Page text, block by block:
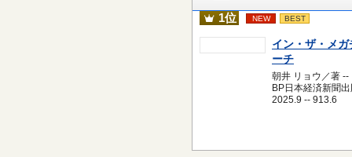
1位 NEW BEST
イン・ザ・メガ
ーチ
朝井 リョウ／著 --
BP日本経済新聞
2025.9 -- 913.6